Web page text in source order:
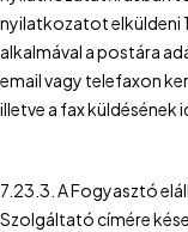
nyilatkozatot elküldeni
alkalmával a postára
email vagy telefaxon
illetve a fax küldésének
7.23.3. A Fogyasztó
Szolgáltató címére